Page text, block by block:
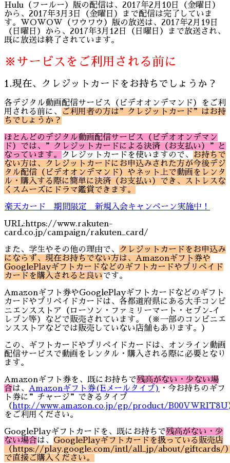
Hulu（フールー）版の配信は、2017年2月10日（金曜日）
から、2017年3月3日（金曜日）まで配信は完了していま
す。WOWOW（ワウワウ）版の放送は、2017年2月19日
（日曜日）から、2017年3月12日（日曜日）まで放送され、
既に放送は終了されています。
※サービスをご利用される前に
1.現在、クレジットカードをお持ちでしょうか？
各デジタル動画配信サービス（ビデオオンデマンド）をご利
用される前に、
ご利用者の方は”クレジットカード”はお持
ちでしょうか？
ほとんどのデジタル動画配信サービス（ビデオオンデマン
ド）では、”クレジットカードによる決済（お支払い）”と
なっています。
クレジットカードを使いますので、
お持ちで
ない方は、クレジットカードにお申込みされた方が今後デジ
タル配信（ビデオオンデマンド）やネット上で動画をレンタ
ル・購入する際に簡単に決済（お支払い）でき、ストレスな
くスムーズにドラマ鑑賞できます。
楽天カード 期間限定 新規入会キャンペーン実施中！
URL:https://www.rakuten-
card.co.jp/campaign/rakuten_card/
また、学生やその他の理由で、
クレジットカードをお申込み
にならず、現在お持ちでない方は、Amazonギフト券や
GooglePlayギフトカードなどのギフトカードやプリペイド
カードを購入されると良いです。
Amazonギフト券やGooglePlayギフトカードなどのギフト
カードやプリペイドカードは、各都道府県にある大手コンビ
ニエンスストア（ローソン・ファミリーマート・セブン‐イ
レブン等）などで販売されています。（※一部のコンビニエ
ンスストアなどでは販売していない店舗もあります。）
この、ギフトカードやプリペイドカードは、オンライン動画
配信サービスで動画をレンタル・購入される際に必要となり
ます。
Amazonギフト券を、既にお持ちで残高がない・少ない場
合は、 Amazonギフト券(Eメールタイプ)
・今お持ちのギフ
ト券に”チャージ”できるタイプ
（ http://www.amazon.co.jp/gp/product/B00VWRIT8U
をご利用ください。
GooglePlayギフトカードを、既にお持ちで残高がない・少
ない場合は、 GooglePlayギフトカードを扱っている販売店
（https://play.google.com/intl/all_jp/about/giftcards/
で直接ご購入ください。